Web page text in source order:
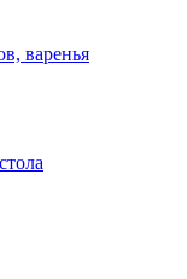
варенья